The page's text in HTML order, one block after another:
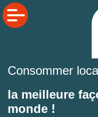
Consommer
la meilleure
monde !